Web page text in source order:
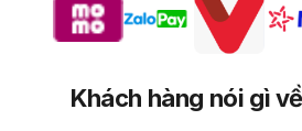
Khách hàng nói gì